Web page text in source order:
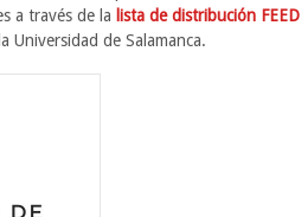
a través de la lista de distribución FEED
Universidad de Salamanca.